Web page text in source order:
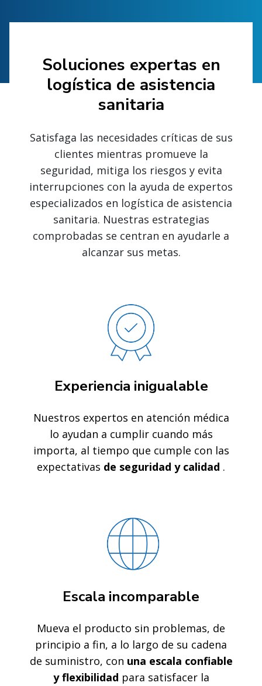
Soluciones expertas en
logística de asistencia
sanitaria
Satisfaga las necesidades críticas de sus
clientes mientras promueve la
seguridad, mitiga los riesgos y evita
interrupciones con la ayuda de expertos
especializados en logística de asistencia
sanitaria. Nuestras estrategias
comprobadas se centran en ayudarle a
alcanzar sus metas.
Experiencia inigualable
Nuestros expertos en atención médica
lo ayudan a cumplir cuando más
importa, al tiempo que cumple con las
expectativas de seguridad y calidad .
Escala incomparable
Mueva el producto sin problemas, de
principio a fin, a lo largo de su cadena
de suministro, con una escala confiable
y flexibilidad para satisfacer la